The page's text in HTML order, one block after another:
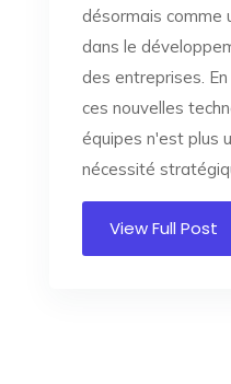
désormais comme
dans le
des entreprises.
ces nouvelles
équipes n'est plus
nécessité
View Full Post